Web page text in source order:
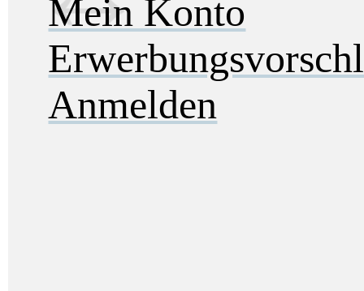
Mein Konto
Anmelden